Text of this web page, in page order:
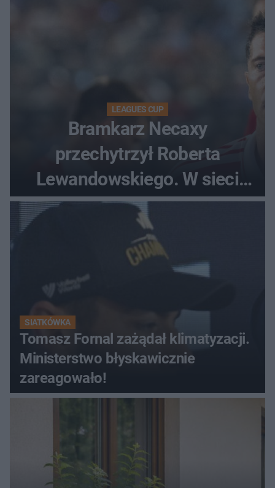
LEAGUES CUP
Bramkarz Necaxy
przechytrzył Roberta
Lewandowskiego. W sieci
krąży wideo z tego pojedynku
SIATKÓWKA
Tomasz Fornal zażądał klimatyzacji.
Ministerstwo błyskawicznie
zareagowało!